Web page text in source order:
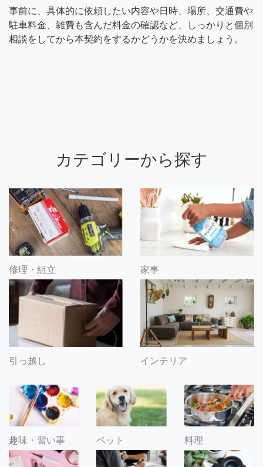
事前に、具体的に依頼したい内容や日時、場所、交通費や
駐車料金、雑費も含んだ料金の確認など、しっかりと個別
相談をしてから本契約をするかどうかを決めましょう。
カテゴリーから探す
修理・組立 家事
引っ越し インテリア
趣味・習い事 ペット 料理